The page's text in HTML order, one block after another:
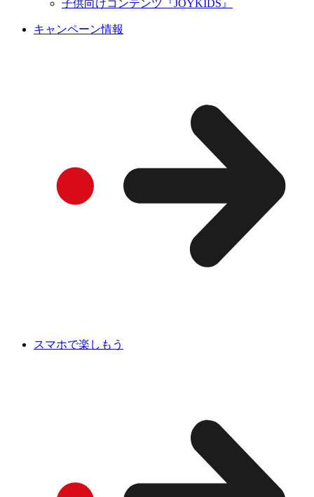
子供向けコンテンツ『JOYKIDS』
キャンペーン情報
スマホで楽しもう